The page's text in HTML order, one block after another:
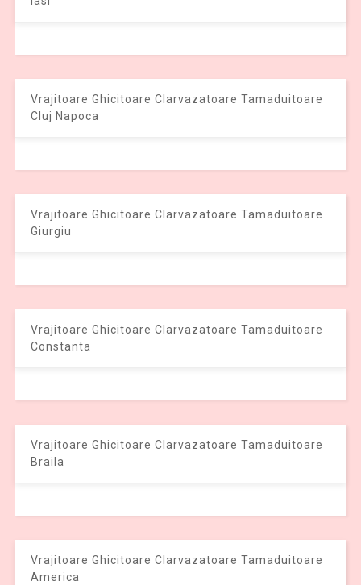
Vrajitoare Ghicitoare Clarvazatoare Tamaduitoare
Cluj Napoca
Vrajitoare Ghicitoare Clarvazatoare Tamaduitoare
Giurgiu
Vrajitoare Ghicitoare Clarvazatoare Tamaduitoare
Constanta
Vrajitoare Ghicitoare Clarvazatoare Tamaduitoare
Braila
Vrajitoare Ghicitoare Clarvazatoare Tamaduitoare
America